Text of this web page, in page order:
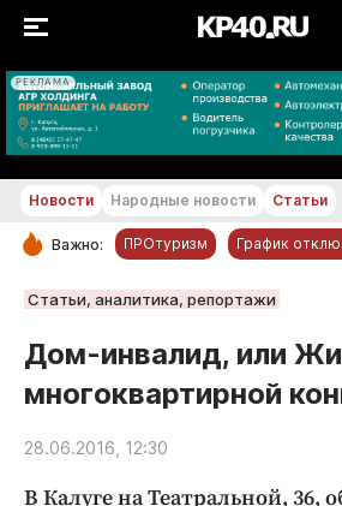
РЕКЛАМА
+18...+19
РУБРИКИ
Новости компаний
Статьи
Народные новости
Новости Народные новости Статьи
Важно: ПРОтуризм График
Статьи, аналитика, репортажи
Дом-инвалид, или
многоквартирной
28.06.2016, 12:30
В Калуге на Театральной, 36,